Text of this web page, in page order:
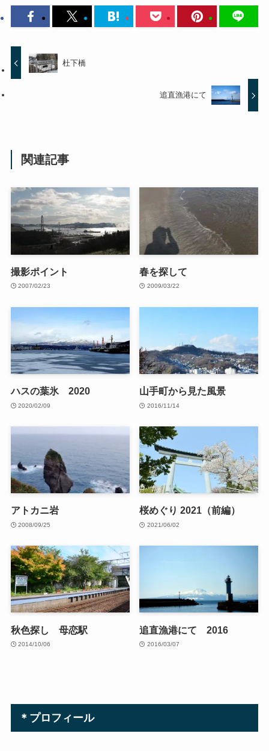
杜下橋
追直漁港にて
関連記事
撮影ポイント
2007/02/23
春を探して
2009/03/22
ハスの葉氷 2020
2020/02/09
山手町から見た風景
2016/11/14
アトカニ岩
2008/09/25
桜めぐり 2021（前編）
2021/06/02
秋色探し 母恋駅
2014/10/06
追直漁港にて 2016
2016/03/07
＊プロフィール